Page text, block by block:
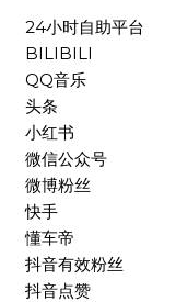
24小时自助平台
BILIBILI
QQ音乐
头条
小红书
微信公众号
微博粉丝
快手
懂车帝
抖音有效粉丝
抖音点赞